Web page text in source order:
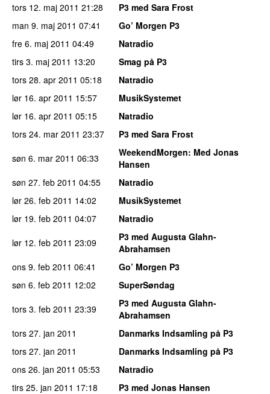
tors 12. maj 2011 21:28
P3 med Sara Frost
man 9. maj 2011 07:41
Go’ Morgen P3
fre 6. maj 2011 04:49
Natradio
tirs 3. maj 2011 13:20
Smag på P3
tors 28. apr 2011 05:18
Natradio
lør 16. apr 2011 15:57
MusikSystemet
lør 16. apr 2011 05:15
Natradio
tors 24. mar 2011 23:37
P3 med Sara Frost
søn 6. mar 2011 06:33 WeekendMorgen: Med Jonas
Hansen
søn 27. feb 2011 04:55
Natradio
lør 26. feb 2011 14:02
MusikSystemet
lør 19. feb 2011 04:07
Natradio
lør 12. feb 2011 23:09
P3 med Augusta Glahn-
Abrahamsen
ons 9. feb 2011 06:41
Go’ Morgen P3
søn 6. feb 2011 12:02
SuperSøndag
tors 3. feb 2011 23:39
P3 med Augusta Glahn-
Abrahamsen
tors 27. jan 2011
Danmarks Indsamling på P3
tors 27. jan 2011
Danmarks Indsamling på P3
ons 26. jan 2011 05:53
Natradio
tirs 25. jan 2011 17:18
P3 med Jonas Hansen